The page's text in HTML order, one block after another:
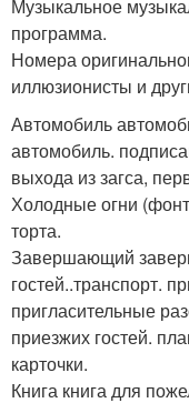
Музыкальное
программа.
Номера
иллюзионисты и
Автомобиль
автомобиль.
выхода из загса,
Холодные огни
торта.
Завершающий
гостей..транспорт.
пригласительные
приезжих гостей.
карточки.
Книга книга для